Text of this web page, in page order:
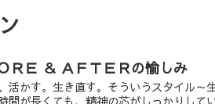
ＲＥ ＆ ＡＦＴＥＲの愉しみ
活かす。生き直す。そういうスタイル～
間が長くても、精神の芯がしっかりして